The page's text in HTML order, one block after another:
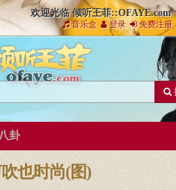
欢迎光临 倾听王菲::OFAYE.com
音乐盒 登录 免费注册
八卦
也时尚(图)